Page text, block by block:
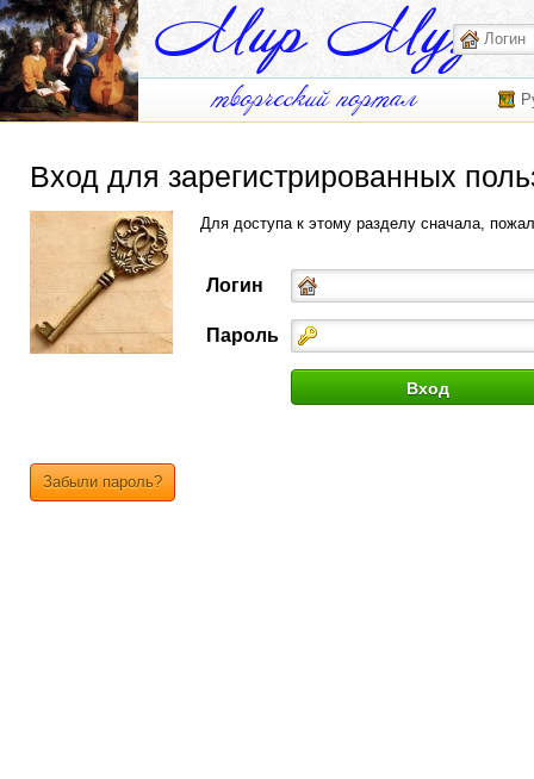
Вход для зарегистрированных
Для доступа к этому разделу сначала,
Логин
Пароль
Забыли пароль?